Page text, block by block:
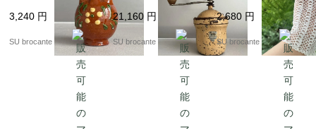
ルザス・スフレンハイ
ム 陶器製
3,240 円
SU brocante
21,160 円
SU brocante
のみ
2,680 円
SU brocante